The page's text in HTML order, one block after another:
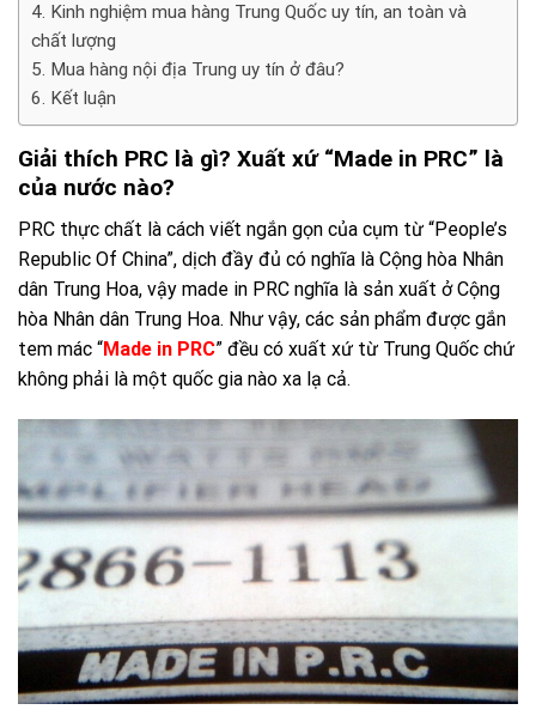
Kinh nghiệm mua hàng Trung Quốc uy tín, an toàn và
chất lượng
Mua hàng nội địa Trung uy tín ở đâu?
Kết luận
Giải thích PRC là gì? Xuất xứ “Made in PRC” là
của nước nào?
PRC thực chất là cách viết ngắn gọn của cụm từ “People’s
Republic Of China”, dịch đầy đủ có nghĩa là Cộng hòa Nhân
dân Trung Hoa, vậy made in PRC nghĩa là sản xuất ở Cộng
hòa Nhân dân Trung Hoa. Như vậy, các sản phẩm được gắn
tem mác “Made in PRC” đều có xuất xứ từ Trung Quốc chứ
không phải là một quốc gia nào xa lạ cả.